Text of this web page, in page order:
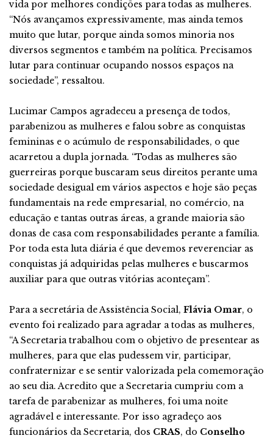
vida por melhores condições para todas as mulheres.
“Nós avançamos expressivamente, mas ainda temos
muito que lutar, porque ainda somos minoria nos
diversos segmentos e também na política. Precisamos
lutar para continuar ocupando nossos espaços na
sociedade”, ressaltou.
Lucimar Campos agradeceu a presença de todos,
parabenizou as mulheres e falou sobre as conquistas
femininas e o acúmulo de responsabilidades, o que
acarretou a dupla jornada. “Todas as mulheres são
guerreiras porque buscaram seus direitos perante uma
sociedade desigual em vários aspectos e hoje são peças
fundamentais na rede empresarial, no comércio, na
educação e tantas outras áreas, a grande maioria são
donas de casa com responsabilidades perante a família.
Por toda esta luta diária é que devemos reverenciar as
conquistas já adquiridas pelas mulheres e buscarmos
auxiliar para que outras vitórias aconteçam”.
Para a secretária de Assistência Social, Flávia Omar, o
evento foi realizado para agradar a todas as mulheres,
“A Secretaria trabalhou com o objetivo de presentear as
mulheres, para que elas pudessem vir, participar,
confraternizar e se sentir valorizada pela comemoração
ao seu dia. Acredito que a Secretaria cumpriu com a
tarefa de parabenizar as mulheres, foi uma noite
agradável e interessante. Por isso agradeço aos
funcionários da Secretaria, dos CRAS, do Conselho